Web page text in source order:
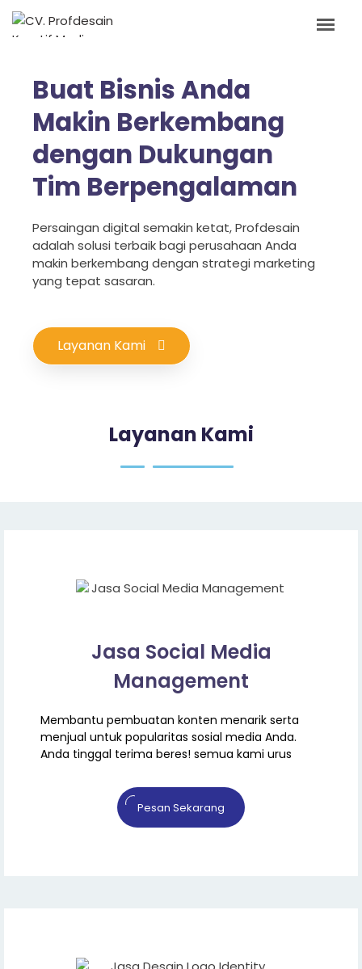
Buat Bisnis Anda
Makin Berkembang
dengan Dukungan
Tim Berpengalaman
Persaingan digital semakin ketat, Profdesain
adalah solusi terbaik bagi perusahaan Anda
makin berkembang dengan strategi marketing
yang tepat sasaran.
Layanan Kami
Layanan Kami
Jasa Social Media
Management
Membantu pembuatan konten menarik serta
menjual untuk popularitas sosial media Anda.
Anda tinggal terima beres! semua kami urus
Pesan Sekarang